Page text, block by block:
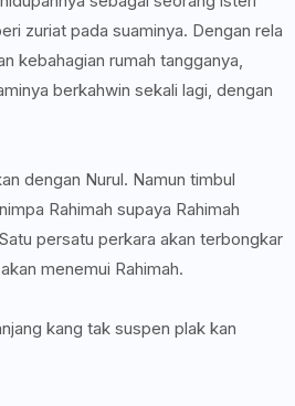
zuriat pada suaminya. Dengan rela
kebahagian rumah tangganya,
berkahwin sekali lagi, dengan
dengan Nurul. Namun timbul
Rahimah supaya Rahimah
persatu perkara akan terbongkar
menemui Rahimah.
kang tak suspen plak kan